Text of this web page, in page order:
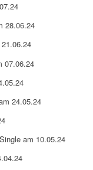
28.06.24
07.06.24
24.05.24
am 10.05.24